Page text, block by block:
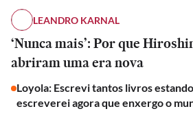
LEANDRO KARNAL
‘Nunca mais’: Por que
abriram uma era nova
Loyola: Escrevi tantos livros
escreverei agora que enxergo o